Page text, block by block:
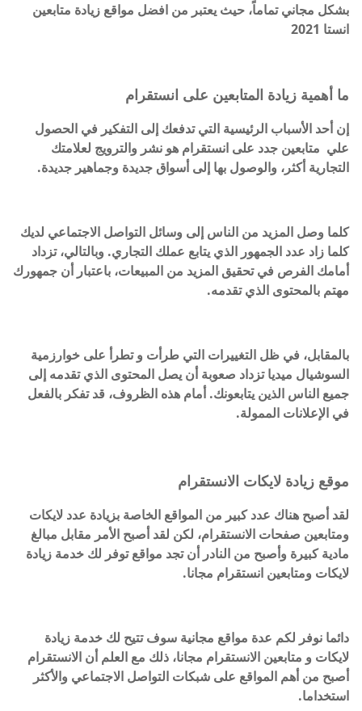
بشكل مجاني تماماً، حيث يعتبر من افضل مواقع زيادة متابعين
انستا 2021
ما أهمية زيادة المتابعين على انستقرام
إن أحد الأسباب الرئيسية التي تدفعك إلى التفكير في الحصول
علي متابعين جدد على انستقرام هو نشر والترويج لعلامتك
التجارية أكثر، والوصول بها إلى أسواق جديدة وجماهير جديدة.
كلما وصل المزيد من الناس إلى وسائل التواصل الاجتماعي لديك
كلما زاد عدد الجمهور الذي يتابع عملك التجاري. وبالتالي، تزداد
أمامك الفرص في تحقيق المزيد من المبيعات، باعتبار أن جمهورك
مهتم بالمحتوى الذي تقدمه.
بالمقابل، في ظل التغييرات التي طرأت و تطرأ على خوارزمية
السوشيال ميديا تزداد صعوبة أن يصل المحتوى الذي تقدمه إلى
جميع الناس الذين يتابعونك. أمام هذه الظروف، قد تفكر بالفعل
في الإعلانات الممولة.
موقع زيادة لايكات الانستقرام
لقد أصبح هناك عدد كبير من المواقع الخاصة بزيادة عدد لايكات
ومتابعين صفحات الانستقرام، لكن لقد أصبح الأمر مقابل مبالغ
مادية كبيرة وأصبح من النادر أن تجد مواقع توفر لك خدمة زيادة
لايكات ومتابعين انستقرام مجانا.
دائما نوفر لكم عدة مواقع مجانية سوف تتيح لك خدمة زيادة
لايكات و متابعين الانستقرام مجانا، ذلك مع العلم أن الانستقرام
أصبح من أهم المواقع على شبكات التواصل الاجتماعي والأكثر
استخداما.